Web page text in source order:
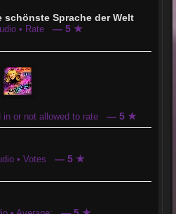
schönste Sprache der Welt
• Rate — 5 ★
in or not allowed to rate — 5 ★
• Votes — 5 ★